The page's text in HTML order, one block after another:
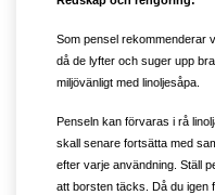
Som pensel rekommenderar
då de lyfter och suger upp
miljövänligt med linoljesåpa.
Penseln kan förvaras i rå
skall senare fortsätta med
efter varje användning. Ställ
att borsten täcks. Då du igen